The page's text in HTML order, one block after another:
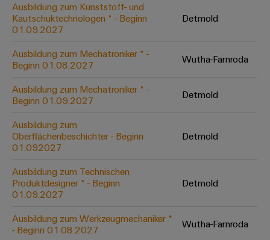
Sicherer
Betrieb
mit
Lösungen
für
Prozessindustrie
Mehr
Ressourceneffizienz
durch
Schaltschrankbau
Lösungen
die
Herausforderungen
Industrial
IoT
Industrial
Security
Industrial
Service
Platform
easyConnect
Regler
Gerätehersteller
Industrial
Ethernet
Touch-
Panels
Engineering-
Visualisierungstools
Energiemessung
und
Smart
Metering
Weidmüller
Digitale
Bestellmöglichkeiten
eShop
OCI-
EDI-
Schnittstelle
ALLE
SERVICES
finden
Solution
Partner
-
Systemintegratoren
Messen
&
Globale
Messen
&
Events
Stellenbörse
Entwicklung
Ausbildung zum Kunststoff- und
Kautschuktechnologen * - Beginn
01.09.2027
Detmold
Ausbildung zum Mechatroniker * -
Beginn 01.08.2027
Wutha-Farnroda
Ausbildung zum Mechatroniker * -
Beginn 01.09.2027
Detmold
Ausbildung zum
Oberflächenbeschichter - Beginn
01.092027
Detmold
Ausbildung zum Technischen
Produktdesigner * - Beginn
01.09.2027
Detmold
Ausbildung zum Werkzeugmechaniker *
- Beginn 01.08.2027
Wutha-Farnroda